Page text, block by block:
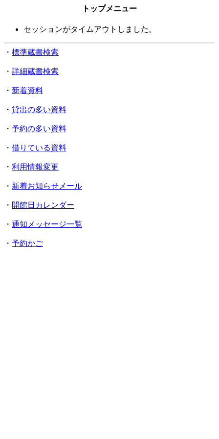
トップメニュー
セッションがタイムアウトしました。
・ 標準蔵書検索
・ 詳細蔵書検索
・ 新着資料
・ 貸出の多い資料
・ 予約の多い資料
・ 借りている資料
・ 利用情報変更
・ 新着お知らせメール
・ 開館日カレンダー
・ 通知メッセージ一覧
・ 予約かご